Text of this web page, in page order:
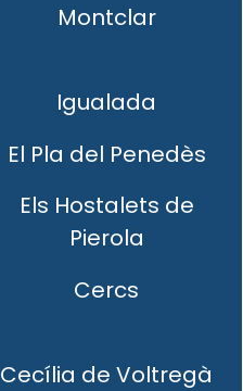
Montclar
Igualada
El Pla del Penedès
Els Hostalets de
Pierola
Cercs
Cecília de Voltregà